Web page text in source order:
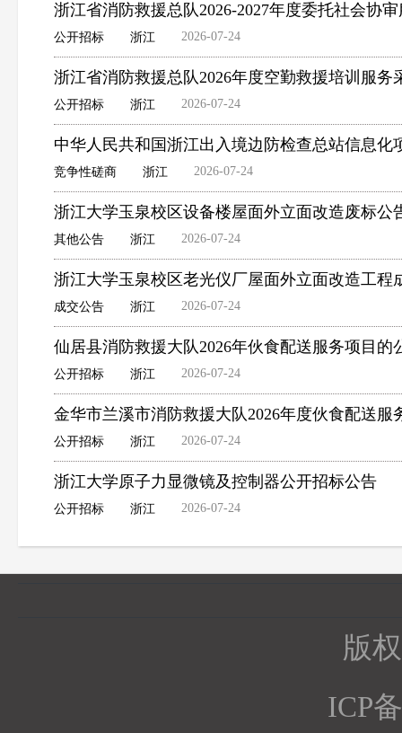
浙江省消防救援总队2026-2027年度委托社会协
公开招标 浙江 2026-07-24
浙江省消防救援总队2026年度空勤救援培训服务
公开招标 浙江 2026-07-24
中华人民共和国浙江出入境边防检查总站信息化
竞争性磋商 浙江 2026-07-24
浙江大学玉泉校区设备楼屋面外立面改造废标公
其他公告 浙江 2026-07-24
浙江大学玉泉校区老光仪厂屋面外立面改造工程
成交公告 浙江 2026-07-24
仙居县消防救援大队2026年伙食配送服务项目的
公开招标 浙江 2026-07-24
金华市兰溪市消防救援大队2026年度伙食配送服
公开招标 浙江 2026-07-24
浙江大学原子力显微镜及控制器公开招标公告
公开招标 浙江 2026-07-24
版
ICP